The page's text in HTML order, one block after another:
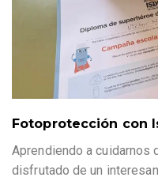
Fotoprotección con
Aprendiendo a cuidarnos
disfrutado de un